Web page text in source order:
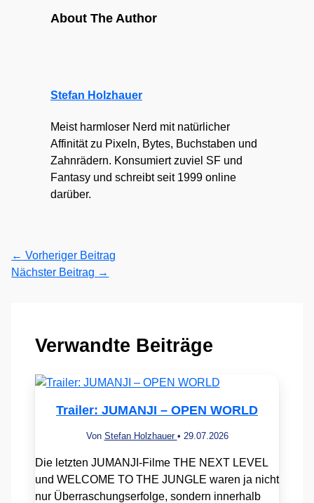
About The Author
Stefan Holzhauer
Meist harmloser Nerd mit natürlicher
Affinität zu Pixeln, Bytes, Buchstaben und
Zahnrädern. Konsumiert zuviel SF und
Fantasy und schreibt seit 1999 online
darüber.
← Vorheriger Beitrag
Nächster Beitrag →
Verwandte Beiträge
Trailer: JUMANJI – OPEN WORLD
Von Stefan Holzhauer • 29.07.2026
Die letzten JUMANJI-Filme THE NEXT LEVEL
und WELCOME TO THE JUNGLE waren ja nicht
nur Überraschungserfolge, sondern innerhalb